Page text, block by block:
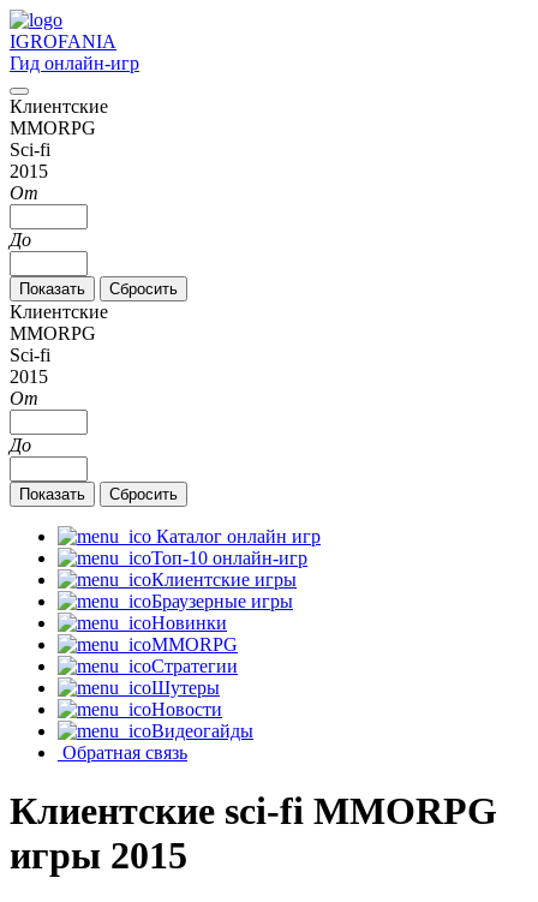
IGROFANIA
Гид онлайн-игр
Клиентские
MMORPG
Sci-fi
2015
От
До
Клиентские
MMORPG
Sci-fi
2015
От
До
Каталог онлайн игр
Топ-10 онлайн-игр
Клиентские игры
Браузерные игры
Новинки
MMORPG
Стратегии
Шутеры
Новости
Видеогайды
Обратная связь
Клиентские sci-fi MMORPG
игры 2015